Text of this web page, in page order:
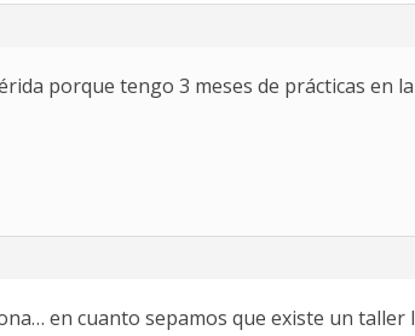
porque tengo 3 meses de prácticas en
en cuanto sepamos que existe un taller